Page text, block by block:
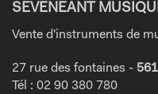
SEVENEANT
Vente d'instruments de
27 rue des fontaines -
Tél : 02 90 380 780